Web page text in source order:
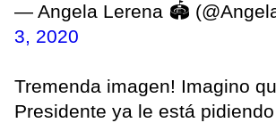
— Angela Lerena 🏟
3, 2020
Tremenda imagen! Imagino
Presidente ya le está